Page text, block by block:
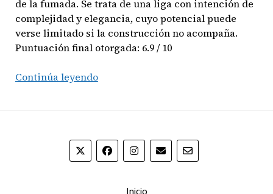
de la fumada. Se trata de una liga con intención de
complejidad y elegancia, cuyo potencial puede
verse limitado si la construcción no acompaña.
Puntuación final otorgada: 6.9 / 10
Continúa leyendoAVO
Vitola
Toro
Inicio